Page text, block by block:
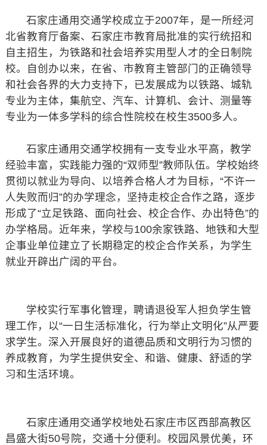
石家庄通用交通学校成立于2007年，是一所经河
北省教育厅备案、石家庄市教育局批准的实行统招和
自主招生，为铁路和社会培养实用型人才的全日制院
校。自创办以来，在省、市教育主管部门的正确领导
和社会各界的大力支持下，已发展成为以铁路、城轨
专业为主体，集航空、汽车、计算机、会计、测量等
专业为一体多学科的综合性院校在校生3500多人。
石家庄通用交通学校拥有一支专业水平高，教学
经验丰富，实践能力强的“双师型”教师队伍。学校始终
贯彻以就业为导向、以培养合格人才为目标，“不许一
人失败而归”的办学理念，坚持走校企合作之路，逐步
形成了“立足铁路、面向社会、校企合作、办出特色”的
办学格局。近年来，学校与100余家铁路、地铁和大型
企事业单位建立了长期稳定的校企合作关系，为学生
就业开辟出广阔的平台。
学校实行军事化管理，聘请退役军人担负学生管
理工作，以“一日生活标准化，行为举止文明化”从严要
求学生。深入开展良好的道德品质和文明行为习惯的
养成教育，为学生提供安全、和谐、健康、舒适的学
习和生活环境。
石家庄通用交通学校地处石家庄市区西部高教区
昌盛大街50号院，交通十分便利。校园风景优美，环